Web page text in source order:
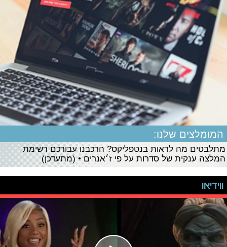
המומלצים שלנו:
מתלבטים מה לראות בנטפליקס? הרכבנו עבורכם רשימת
המלצה ענקית של סדרות על פי ז׳אנרים • (מתעדכן)
ווידיאו